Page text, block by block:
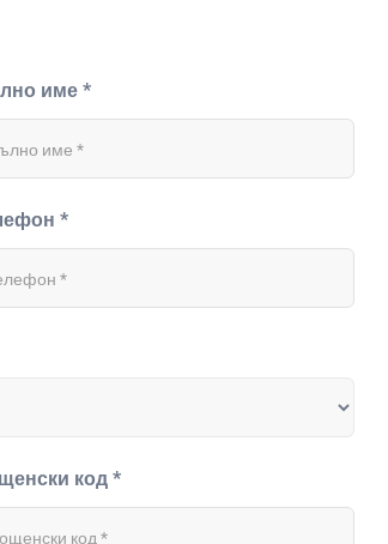
име *
*
код *